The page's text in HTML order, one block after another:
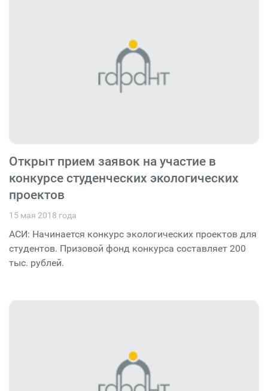
Открыт прием заявок на участие в
конкурсе студенческих экологических
проектов
15 мая 2018 года
АСИ: Начинается конкурс экологических проектов для
студентов. Призовой фонд конкурса составляет 200
тыс. рублей.